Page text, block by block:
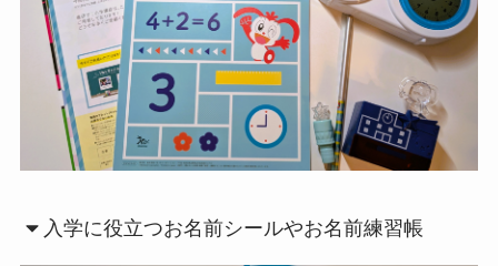
入学に役立つお名前シールやお名前練習帳